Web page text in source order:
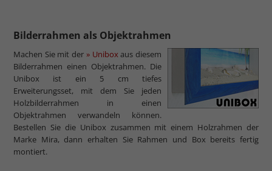
Bilderrahmen als Objektrahmen
Machen Sie mit der » Unibox aus diesem
Bilderrahmen einen Objektrahmen. Die
Unibox ist ein 5 cm tiefes
Erweiterungsset, mit dem Sie jeden
Holzbilderrahmen in einen
Objektrahmen verwandeln können.
Bestellen Sie die Unibox zusammen mit einem Holzrahmen der
Marke Mira, dann erhalten Sie Rahmen und Box bereits fertig
montiert.